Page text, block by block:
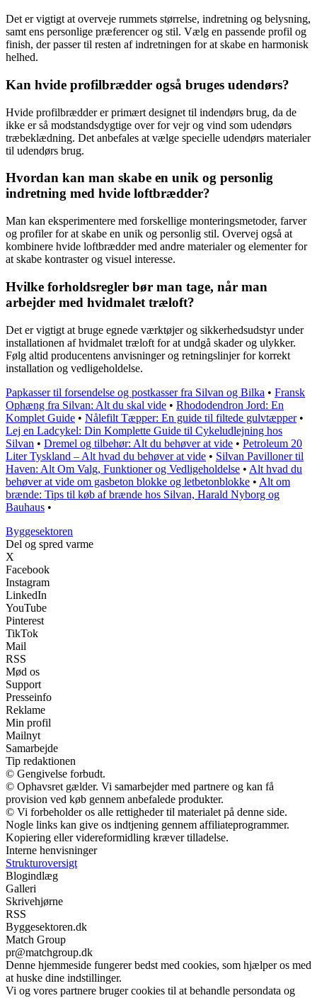
Det er vigtigt at overveje rummets størrelse, indretning og belysning,
samt ens personlige præferencer og stil. Vælg en passende profil og
finish, der passer til resten af indretningen for at skabe en harmonisk
helhed.
Kan hvide profilbrædder også bruges udendørs?
Hvide profilbrædder er primært designet til indendørs brug, da de
ikke er så modstandsdygtige over for vejr og vind som udendørs
træbeklædning. Det anbefales at vælge specielle udendørs materialer
til udendørs brug.
Hvordan kan man skabe en unik og personlig
indretning med hvide loftbrædder?
Man kan eksperimentere med forskellige monteringsmetoder, farver
og profiler for at skabe en unik og personlig stil. Overvej også at
kombinere hvide loftbrædder med andre materialer og elementer for
at skabe kontraster og visuel interesse.
Hvilke forholdsregler bør man tage, når man
arbejder med hvidmalet træloft?
Det er vigtigt at bruge egnede værktøjer og sikkerhedsudstyr under
installationen af hvidmalet træloft for at undgå skader og ulykker.
Følg altid producentens anvisninger og retningslinjer for korrekt
installation og vedligeholdelse.
Papkasser til forsendelse og postkasser fra Silvan og Bilka • Fransk
Ophæng fra Silvan: Alt du skal vide • Rhododendron Jord: En
Komplet Guide • Nålefilt Tæpper: En guide til filtede gulvtæpper•
Lej en Ladcykel: Din Komplette Guide til Cykeludlejning hos
Silvan • Dremel og tilbehør: Alt du behøver at vide • Petroleum 20
Liter Tyskland – Alt hvad du behøver at vide • Silvan Pavilloner til
Haven: Alt Om Valg, Funktioner og Vedligeholdelse • Alt hvad du
behøver at vide om gasbeton blokke og letbetonblokke • Alt om
brænde: Tips til køb af brænde hos Silvan, Harald Nyborg og
Bauhaus •
Byggesektoren
Del og spred varme
X
Facebook
Instagram
LinkedIn
YouTube
Pinterest
TikTok
Mail
RSS
Mød os
Support
Presseinfo
Reklame
Min profil
Mailnyt
Samarbejde
Tip redaktionen
© Gengivelse forbudt.
© Ophavsret gælder. Vi samarbejder med partnere og kan få
provision ved køb gennem anbefalede produkter.
© Vi forbeholder os alle rettigheder til materialet på denne side.
Nogle links kan give os indtjening gennem affiliateprogrammer.
Kopiering eller videreformidling kræver tilladelse.
Interne henvisninger
Strukturoversigt
Blogindlæg
Galleri
Skrivehjørne
RSS
Byggesektoren.dk
Match Group
pr@matchgroup.dk
Denne hjemmeside fungerer bedst med cookies, som hjælper os med
at huske dine indstillinger.
Vi og vores partnere bruger cookies til at behandle persondata og